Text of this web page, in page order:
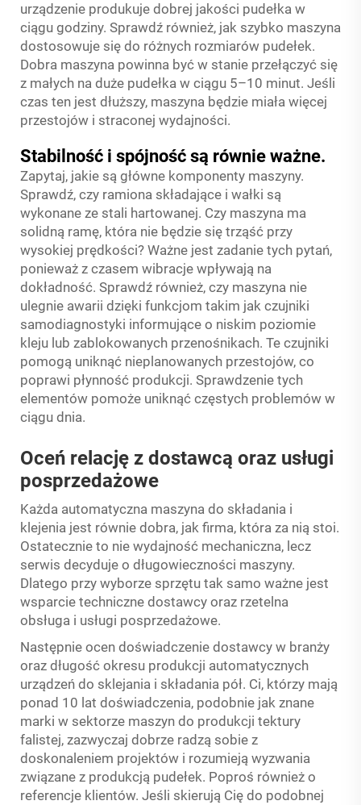
urządzenie produkuje dobrej jakości pudełka w
ciągu godziny. Sprawdź również, jak szybko maszyna
dostosowuje się do różnych rozmiarów pudełek.
Dobra maszyna powinna być w stanie przełączyć się
z małych na duże pudełka w ciągu 5–10 minut. Jeśli
czas ten jest dłuższy, maszyna będzie miała więcej
przestojów i straconej wydajności.
Stabilność i spójność są równie ważne.
Zapytaj, jakie są główne komponenty maszyny.
Sprawdź, czy ramiona składające i wałki są
wykonane ze stali hartowanej. Czy maszyna ma
solidną ramę, która nie będzie się trząść przy
wysokiej prędkości? Ważne jest zadanie tych pytań,
ponieważ z czasem wibracje wpływają na
dokładność. Sprawdź również, czy maszyna nie
ulegnie awarii dzięki funkcjom takim jak czujniki
samodiagnostyki informujące o niskim poziomie
kleju lub zablokowanych przenośnikach. Te czujniki
pomogą uniknąć nieplanowanych przestojów, co
poprawi płynność produkcji. Sprawdzenie tych
elementów pomoże uniknąć częstych problemów w
ciągu dnia.
Oceń relację z dostawcą oraz usługi
posprzedażowe
Każda automatyczna maszyna do składania i
klejenia jest równie dobra, jak firma, która za nią stoi.
Ostatecznie to nie wydajność mechaniczna, lecz
serwis decyduje o długowieczności maszyny.
Dlatego przy wyborze sprzętu tak samo ważne jest
wsparcie techniczne dostawcy oraz rzetelna
obsługa i usługi posprzedażowe.
Następnie ocen doświadczenie dostawcy w branży
oraz długość okresu produkcji automatycznych
urządzeń do sklejania i składania pół. Ci, którzy mają
ponad 10 lat doświadczenia, podobnie jak znane
marki w sektorze maszyn do produkcji tektury
falistej, zazwyczaj dobrze radzą sobie z
doskonaleniem projektów i rozumieją wyzwania
związane z produkcją pudełek. Poproś również o
referencje klientów. Jeśli skierują Cię do podobnej